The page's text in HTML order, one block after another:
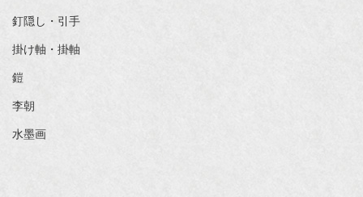
釘隠し・引手
掛け軸・掛軸
鎧
李朝
水墨画